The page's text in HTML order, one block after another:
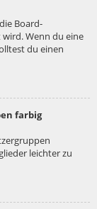
Board-
Wenn du eine
du einen
farbig
leichter zu